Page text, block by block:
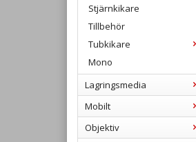
Stjärnkikare
Tillbehör
Tubkikare
Mono
Lagringsmedia
Mobilt
Objektiv